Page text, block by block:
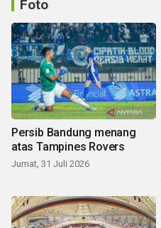
Foto
Persib Bandung menang
atas Tampines Rovers
Jumat, 31 Juli 2026